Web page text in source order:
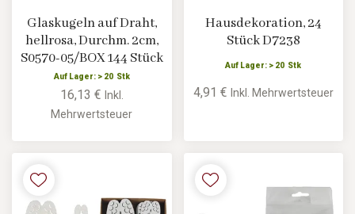
Glaskugeln auf Draht,
hellrosa, Durchm. 2cm,
S0570-05/BOX 144 Stück
Auf Lager: > 20 Stk
16,13 € Inkl.
Mehrwertsteuer
Hausdekoration, 24
Stück D7238
Auf Lager: > 20 Stk
4,91 € Inkl. Mehrwertsteuer